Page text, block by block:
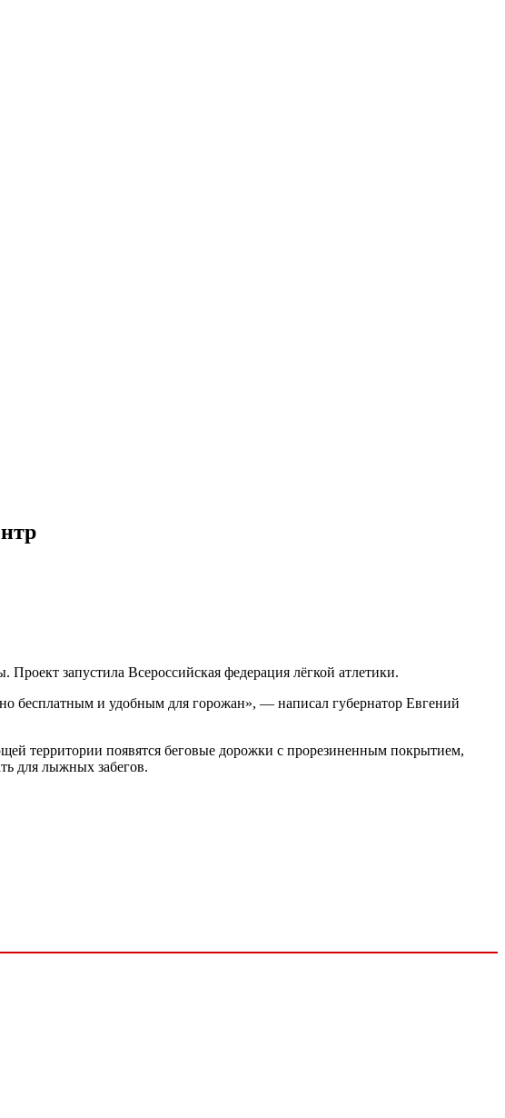
запустила Всероссийская федерация лёгкой атлетики.
бесплатным и удобным для горожан», — написал губернатор Евгений
территории появятся беговые дорожки с прорезиненным покрытием,
для лыжных забегов.